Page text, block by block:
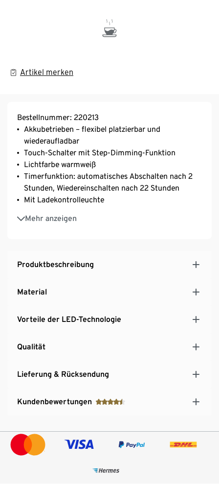
Artikel merken
Bestellnummer: 220213
Akkubetrieben – flexibel platzierbar und
wiederaufladbar
Touch-Schalter mit Step-Dimming-Funktion
Lichtfarbe warmweiß
Timerfunktion: automatisches Abschalten nach 2
Stunden, Wiedereinschalten nach 22 Stunden
Mit Ladekontrolleuchte
Mehr anzeigen
Für den Außenbereich geeignet
Bodenschonende Unterseite
Produktbeschreibung
Material
Vorteile der LED-Technologie
Qualität
Lieferung & Rücksendung
Kundenbewertungen